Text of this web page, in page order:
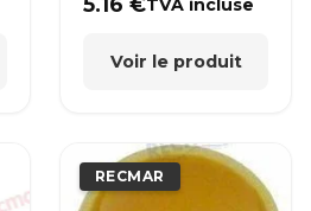
TVA incluse
Voir le produit
RECMAR